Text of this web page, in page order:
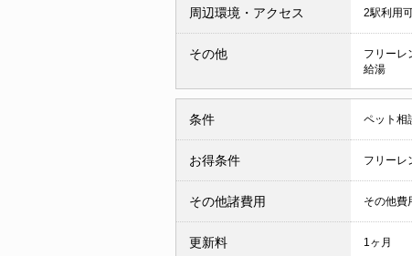
周辺環境・アクセス 2駅利用
その他 フリーレ
給湯
条件 ペット相
お得条件 フリーレ
その他諸費用 その他費
更新料 1ヶ月